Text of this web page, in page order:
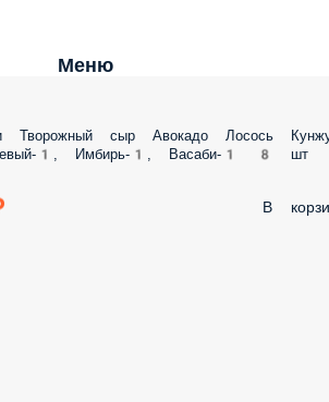
Меню
Творожный сыр Авокадо Лосось
1, Имбирь-1, Васаби-1 8 шт
В